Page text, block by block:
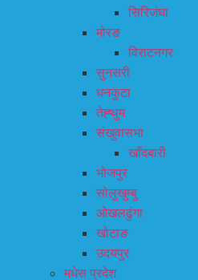
सिरिजंघा
मोरङ
विराटनगर
सुनसरी
धनकुटा
तेह्थुम
संखुवासभा
खाँदबारी
भोजपुर
सोलुखुम्बु
ओखलढुंगा
खोटाङ
उदयपुर
मधेस प्रदेश